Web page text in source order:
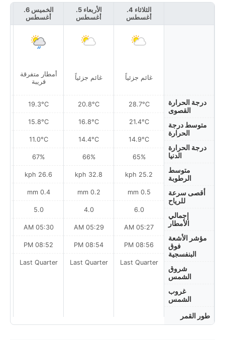
درجة الحرارة
القصوى
متوسط درجة
الحرارة
درجة الحرارة
الدنيا
متوسط
الرطوبة
أقصى سرعة
للرياح
إجمالي
الأمطار
مؤشر الأشعة
فوق
البنفسجية
شروق
الشمس
غروب
الشمس
طور القمر
الثلاثاء 4.
أغسطس
غائم جزئياً
28.7°C
21.4°C
14.9°C
65%
25.2 kph
0.5 mm
6.0
05:27 AM
08:56 PM
Last Quarter
الأربعاء 5.
أغسطس
غائم جزئياً
20.8°C
16.8°C
14.4°C
66%
32.8 kph
0.2 mm
4.0
05:29 AM
08:54 PM
Last Quarter
الخميس 6.
أغسطس
أمطار متفرقة
قريبة
19.3°C
15.8°C
11.0°C
67%
26.6 kph
0.4 mm
5.0
05:30 AM
08:52 PM
Last Quarter